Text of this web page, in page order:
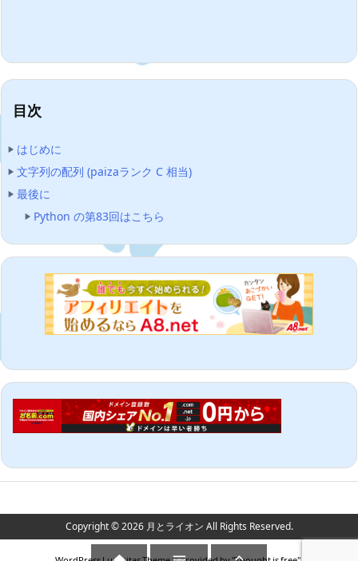
目次
はじめに
文字列の配列 (paizaランク C 相当)
最後に
Python の第83回はこちら
Copyright ©2026 月とライオン All Rights Reserved.